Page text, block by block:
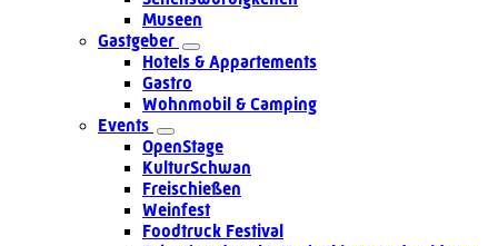
Museen
Gastgeber
Hotels & Appartements
Gastro
Wohnmobil & Camping
Events
OpenStage
KulturSchwan
Freischießen
Weinfest
Foodtruck Festival